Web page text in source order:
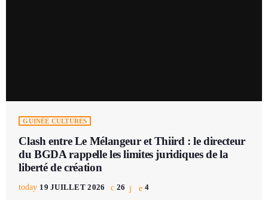
GUINÉE CULTURES
Clash entre Le Mélangeur et Thiird : le directeur
du BGDA rappelle les limites juridiques de la
liberté de création
today 19 JUILLET 2026 26 4